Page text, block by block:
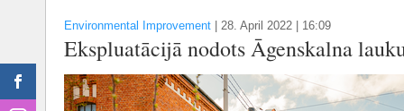
Environmental Improvement 28. April 2022 | 16:09
Ekspluatācijā nodots Āgenskalna